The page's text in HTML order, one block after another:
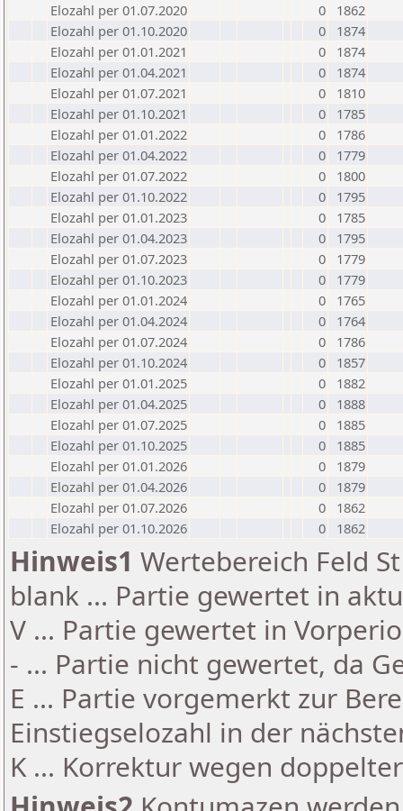
Elozahl per 01.07.2020
0
1862
Elozahl per 01.10.2020
0
1874
Elozahl per 01.01.2021
0
1874
Elozahl per 01.04.2021
0
1874
Elozahl per 01.07.2021
0
1810
Elozahl per 01.10.2021
0
1785
Elozahl per 01.01.2022
0
1786
Elozahl per 01.04.2022
0
1779
Elozahl per 01.07.2022
0
1800
Elozahl per 01.10.2022
0
1795
Elozahl per 01.01.2023
0
1785
Elozahl per 01.04.2023
0
1795
Elozahl per 01.07.2023
0
1779
Elozahl per 01.10.2023
0
1779
Elozahl per 01.01.2024
0
1765
Elozahl per 01.04.2024
0
1764
Elozahl per 01.07.2024
0
1786
Elozahl per 01.10.2024
0
1857
Elozahl per 01.01.2025
0
1882
Elozahl per 01.04.2025
0
1888
Elozahl per 01.07.2025
0
1885
Elozahl per 01.10.2025
0
1885
Elozahl per 01.01.2026
0
1879
Elozahl per 01.04.2026
0
1879
Elozahl per 01.07.2026
0
1862
Elozahl per 01.10.2026
0 1862
Hinweis1 Wertebereich Feld
blank ... Partie gewertet in
V ... Partie gewertet in
- ... Partie nicht gewertet, da
E ... Partie vorgemerkt zur
Einstiegselozahl in der
K ... Korrektur wegen